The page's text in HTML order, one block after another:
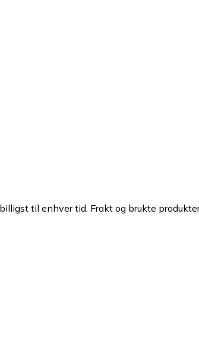
til enhver tid. Frakt og brukte